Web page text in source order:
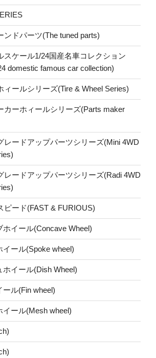
ドパーツ(The tuned parts)
スケール1/24国産名車コレクション
domestic famous car collection)
ィールシリーズ(Tire & Wheel Series)
カーホィールシリーズ(Parts maker
レードアップパーツシリーズ(Mini 4WD
レードアップパーツシリーズ(Radi 4WD
ピード(FAST & FURIOUS)
ホイール(Concave Wheel)
ール(Spoke wheel)
ホイール(Dish Wheel)
ル(Fin wheel)
イール(Mesh wheel)